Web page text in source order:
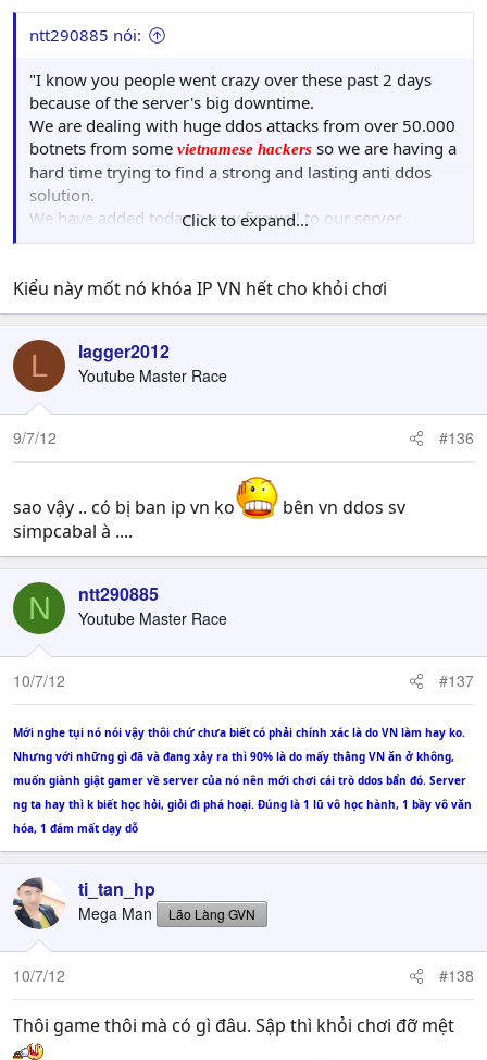
ntt290885 nói:
"I know you people went crazy over these past 2 days
because of the server's big downtime.
We are dealing with huge ddos attacks from over 50.000
botnets from some vietnamese hackers so we are having a
hard time trying to find a strong and lasting anti ddos
solution.
We have added today a new firewall to our server
protection and we will just see after 1-2 days if it has any
Nhục mặt chưa.
Click to expand...
Kiểu này mốt nó khóa IP VN hết cho khỏi chơi
L lagger2012
Youtube Master Race
9/7/12 #136
sao vậy .. có bị ban ip vn ko
bên vn ddos sv
simpcabal à ....
N ntt290885
Youtube Master Race
10/7/12 #137
Mới nghe tụi nó nói vậy thôi chứ chưa biết có phải chính xác là do VN làm hay ko.
Nhưng với những gì đã và đang xảy ra thì 90% là do mấy thằng VN ăn ở không,
muốn giành giật gamer về server của nó nên mới chơi cái trò ddos bẩn đó. Server
ng ta hay thì k biết học hỏi, giỏi đi phá hoại. Đúng là 1 lũ vô học hành, 1 bầy vô văn
hóa, 1 đám mất dạy dỗ
ti_tan_hp
Mega Man Lão Làng GVN
10/7/12 #138
Thôi game thôi mà có gì đâu. Sập thì khỏi chơi đỡ mệt